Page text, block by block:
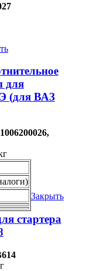
для
(для ВАЗ
Закрыть
стартера